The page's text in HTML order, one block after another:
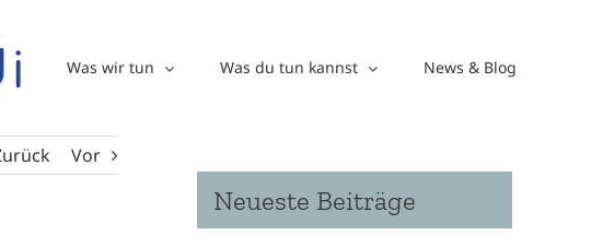
Was wir tun Was du tun kannst News & Blog
Vor
Neueste Beiträge